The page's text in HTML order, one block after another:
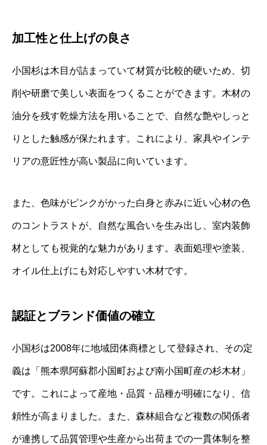
加工性と仕上げの良さ
小国杉は木目が詰まっていて材質が比較的硬いため、切
削や研磨で美しい表面をつくることができます。木材の
油分を残す乾燥方法を用いることで、自然な艶やしっと
りとした触感が保たれます。これにより、家具やインテ
リアの意匠性が高い製品に向いています。
また、色味がピンクがかった白身と赤みに近い心材の色
のコントラストが、自然な風合いを生み出し、室内装飾
材としても視覚的な魅力があります。表面処理や塗装、
オイル仕上げにも対応しやすい木材です。
認証とブランド価値の確立
小国杉は2008年に地域団体商標として登録され、その定
義は「熊本県阿蘇郡小国町および南小国町産の杉木材」
です。これによって産地・品質・品種が明確になり、信
頼性が高まりました。また、森林組合など複数の関係者
が連携して品質管理や生産から出荷までの一貫体制を整